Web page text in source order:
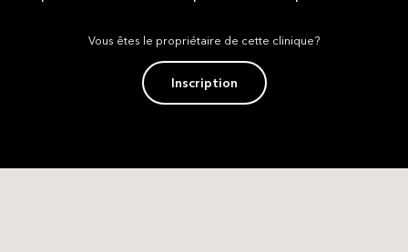
Vous êtes le propriétaire de cette clinique?
Inscription